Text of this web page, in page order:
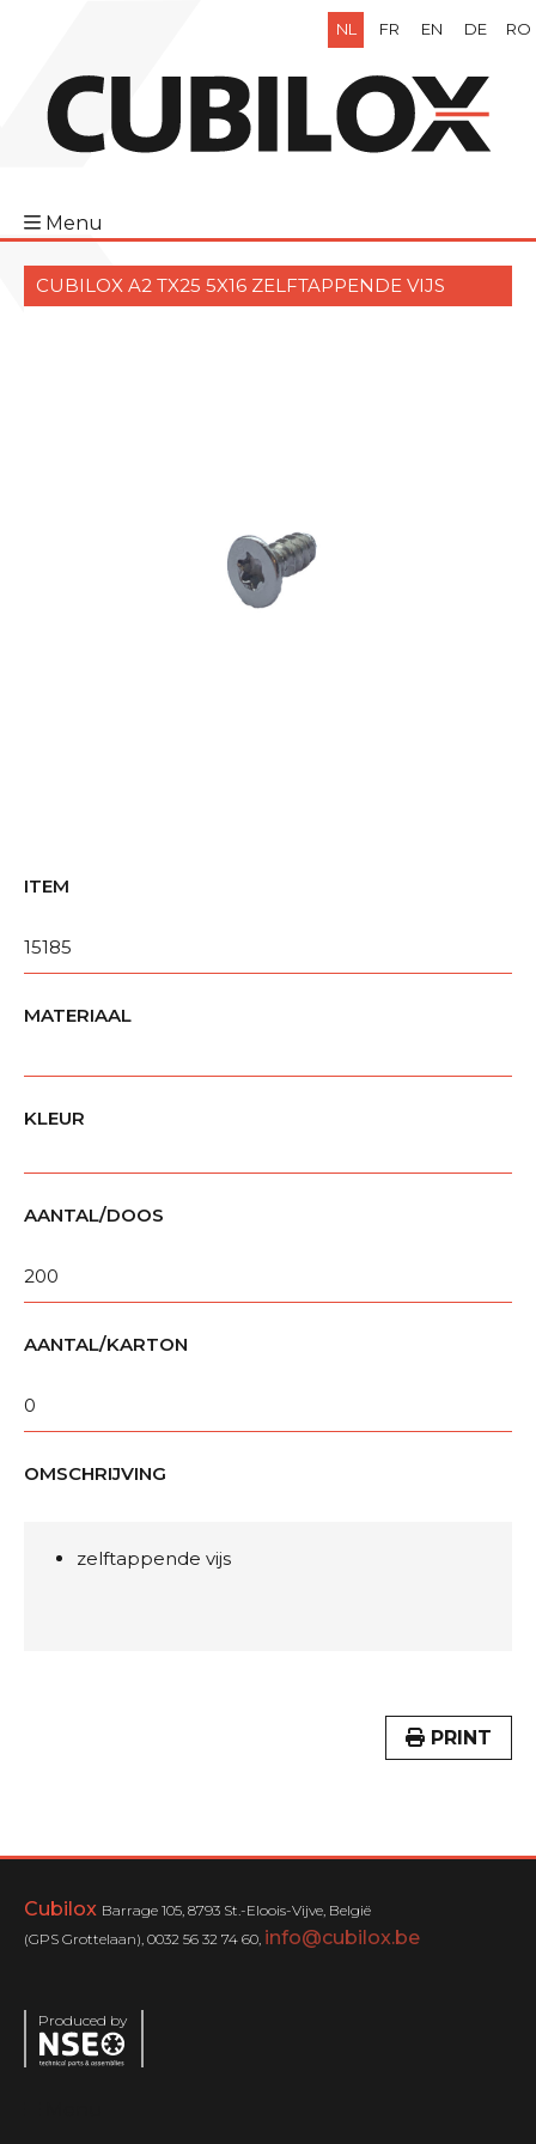
NL FR EN DE RO
Menu
CUBILOX A2 TX25 5X16 ZELFTAPPENDE VIJS
ITEM
15185
MATERIAAL
KLEUR
AANTAL/DOOS
200
AANTAL/KARTON
0
OMSCHRIJVING
zelftappende vijs
PRINT
Cubilox Barrage 105, 8793 St.-Eloois-Vijve, België
(GPS Grottelaan), 0032 56 32 74 60, info@cubilox.be
Produced by